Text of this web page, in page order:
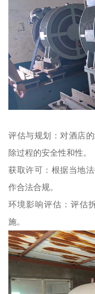
评估与规划：对酒店
除过程的安全性和性。
获取许可：根据当地
作合法合规。
环境影响评估：评估
施。